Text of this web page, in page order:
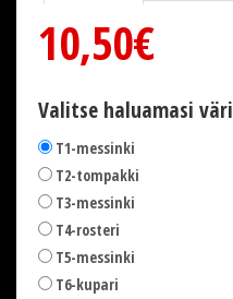
10,50€
Valitse haluamasi väri
T1-messinki
T2-tompakki
T3-messinki
T4-rosteri
T5-messinki
T6-kupari